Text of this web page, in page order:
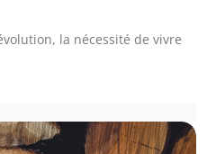
la nécessité de vivre